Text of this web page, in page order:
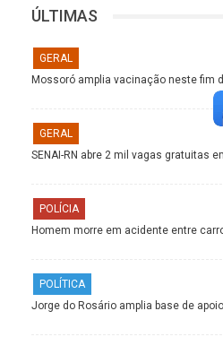
ÚLTIMAS
GERAL
Mossoró amplia vacinação neste fim
GERAL
SENAI-RN abre 2 mil vagas gratuitas
POLÍCIA
Homem morre em acidente entre
POLÍTICA
Jorge do Rosário amplia base de